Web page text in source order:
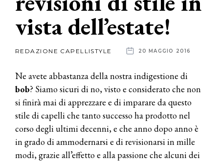
News
vista dell’estate!
REDAZIONE CAPELLISTYLE 20 MAGGIO 2016
Ne avete abbastanza della nostra indigestione di
bob? Siamo sicuri di no, visto e considerato che non
si finirà mai di apprezzare e di imparare da questo
stile di capelli che tanto successo ha prodotto nel
corso degli ultimi decenni, e che anno dopo anno è
in grado di ammodernarsi e di revisionarsi in mille
modi, grazie all’effetto e alla passione che alcuni dei